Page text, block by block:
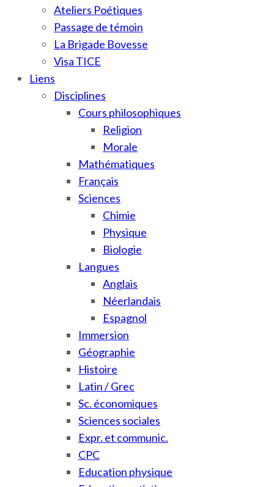
Ateliers Poétiques
Passage de témoin
La Brigade Bovesse
Visa TICE
Liens
Disciplines
Cours philosophiques
Religion
Morale
Mathématiques
Français
Sciences
Chimie
Physique
Biologie
Langues
Anglais
Néerlandais
Espagnol
Immersion
Géographie
Histoire
Latin / Grec
Sc. économiques
Sciences sociales
Expr. et communic.
CPC
Education physique